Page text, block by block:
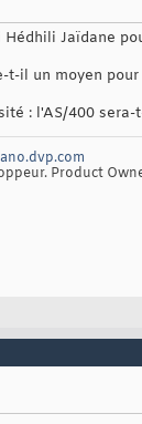
Hédhili Jaïdane
t-il un moyen
: l'AS/400
Product